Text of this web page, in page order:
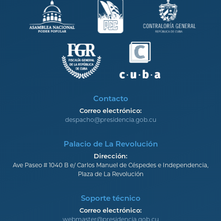
Contacto
Correo electrónico:
despacho@presidencia.gob.cu
Palacio de La Revolución
Dirección:
Ave Paseo # 1040 B e/ Carlos Manuel de Céspedes e Independencia,
Plaza de La Revolución
Soporte técnico
Correo electrónico:
webmaster@presidencia.gob.cu